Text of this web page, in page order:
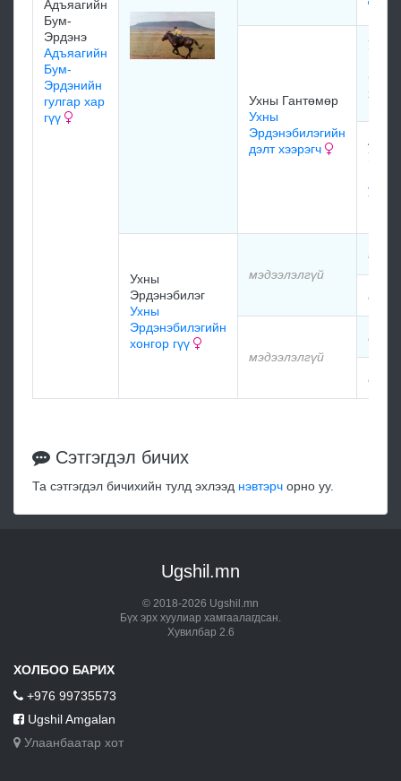
Адъяагийн
Бум-
Эрдэнэ
Адъяагийн
Бум-
Эрдэнийн
гулгар хар
гүү
Ухны Гантөмөр
Ухны
Эрдэнэбилэгийн
дэлт хээрэгч
Ухны
Ухны
Ухны
Эрдэнэбилэг
Ухны
Эрдэнэбилэгийн
хонгор гүү
мэдээлэлгүй
мэдээлэлгүй
Сэтгэгдэл бичих
Та сэтгэгдэл бичихийн тулд эхлээд нэвтэрч орно уу.
Ugshil.mn
© 2018-2026 Ugshil.mn
Бүх эрх хуулиар хамгаалагдсан.
Хувилбар 2.6
ХОЛБОО БАРИХ
+976 99735573
Ugshil Amgalan
Улаанбаатар хот